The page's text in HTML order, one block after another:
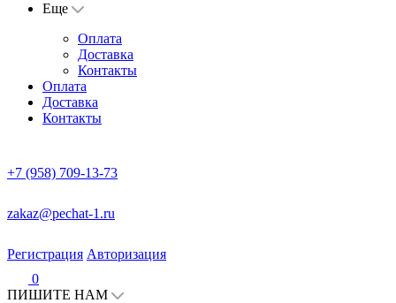
Еще
Оплата
Доставка
Контакты
Оплата
Доставка
Контакты
+7 (958) 709-13-73
zakaz@pechat-1.ru
Регистрация Авторизация
0
ПИШИТЕ НАМ